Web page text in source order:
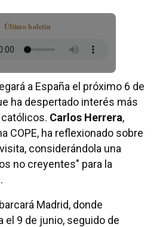
Último boletín
a España el próximo 6 de
ha despertado interés más
Carlos Herrera,
COPE, ha reflexionado sobre
considerándola una
no creyentes" para la
Madrid, donde
el 9 de junio, seguido de